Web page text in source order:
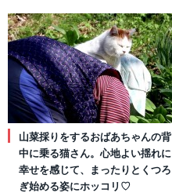
山菜採りをするおばあちゃんの背
中に乗る猫さん。心地よい揺れに
幸せを感じて、まったりとくつろ
ぎ始める姿にホッコリ♡